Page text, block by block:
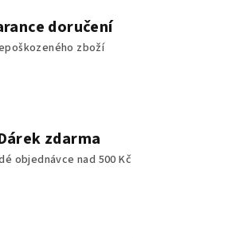
doručení
zboží
zdarma
objednávce nad 500 Kč